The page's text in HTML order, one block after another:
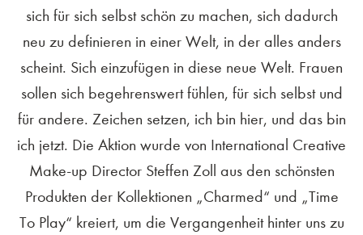
sich für sich selbst schön zu machen, sich dadurch
neu zu definieren in einer Welt, in der alles anders
scheint. Sich einzufügen in diese neue Welt. Frauen
sollen sich begehrenswert fühlen, für sich selbst und
für andere. Zeichen setzen, ich bin hier, und das bin
ich jetzt. Die Aktion wurde von International Creative
Make-up Director Steffen Zoll aus den schönsten
Produkten der Kollektionen „Charmed“ und „Time
To Play“ kreiert, um die Vergangenheit hinter uns zu